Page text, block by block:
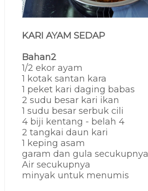
KARI AYAM SEDAP
Bahan2
1/2 ekor ayam
1 kotak santan kara
1 peket kari daging babas
2 sudu besar kari ikan
1 sudu besar serbuk cili
4 biji kentang - belah 4
2 tangkai daun kari
1 keping asam
garam dan gula secukupnya
Air secukupnya
minyak untuk menumis